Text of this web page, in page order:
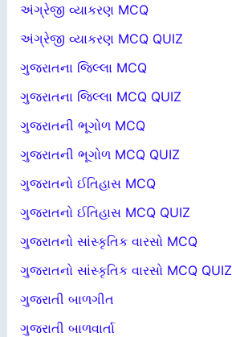
અંગ્રેજી વ્યાકરણ MCQ
અંગ્રેજી વ્યાકરણ MCQ QUIZ
ગુજરાતના જિલ્લા MCQ
ગુજરાતના જિલ્લા MCQ QUIZ
ગુજરાતની ભૂગોળ MCQ
ગુજરાતની ભૂગોળ MCQ QUIZ
ગુજરાતનો ઈતિહાસ MCQ
ગુજરાતનો ઈતિહાસ MCQ QUIZ
ગુજરાતનો સાંસ્કૃતિક વારસો MCQ
ગુજરાતનો સાંસ્કૃતિક વારસો MCQ QUIZ
ગુજરાતી બાળગીત
ગુજરાતી બાળવાર્તા